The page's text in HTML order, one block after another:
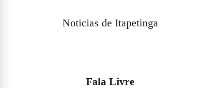
Noticias de Itapetinga
Fala Livre